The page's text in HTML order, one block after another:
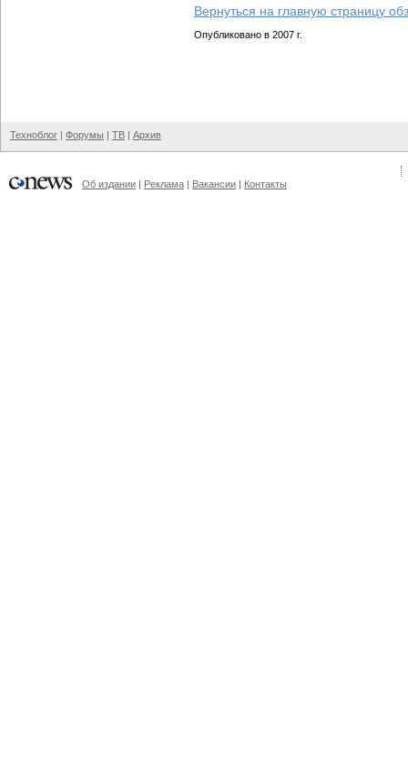
Вернуться на главную страницу
Опубликовано в 2007 г.
Техноблог | Форумы | ТВ | Архив
Об издании | Реклама | Вакансии | Контакты